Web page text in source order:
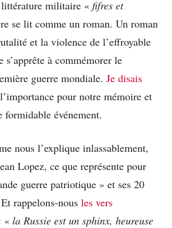
militaire « fifres et
se lit comme un roman. Un roman
et la violence de l’effroyable
s’apprête à commémorer le
guerre mondiale. Je disais
l’importance pour notre mémoire et
événement.
nous l’explique inlassablement,
Lopez, ce que représente pour
guerre patriotique » et ses 20
rappelons-nous les vers
« la Russie est un sphinx, heureuse